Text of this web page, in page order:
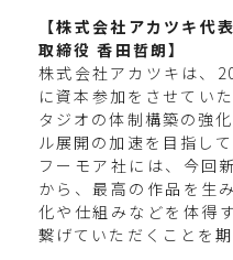
【株式会社アカツキ代
取締役 香田哲朗】
株式会社アカツキは、
に資本参加をさせてい
タジオの体制構築の強
ル展開の加速を目指して
フーモア社には、今回
から、最高の作品を生
化や仕組みなどを体得
繋げていただくことを期